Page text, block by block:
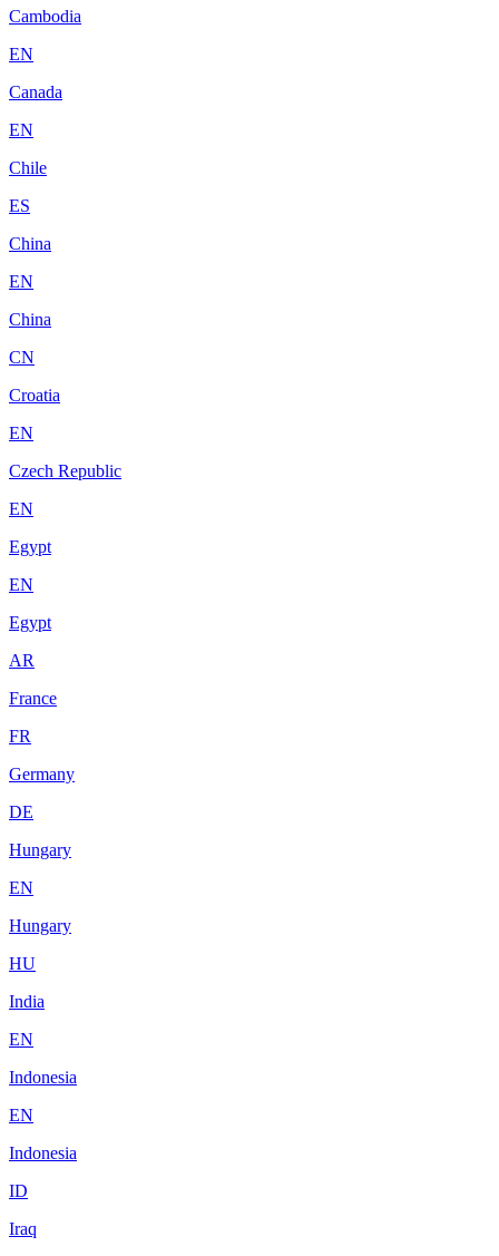
Cambodia
EN
Canada
EN
Chile
ES
China
EN
China
CN
Croatia
EN
Czech Republic
EN
Egypt
EN
Egypt
AR
France
FR
Germany
DE
Hungary
EN
Hungary
HU
India
EN
Indonesia
EN
Indonesia
ID
Iraq